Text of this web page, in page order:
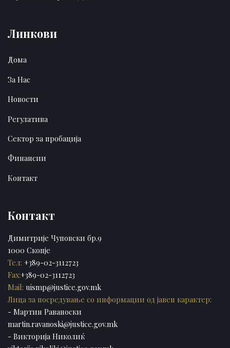
Линкови
Дома
За Нас
Новости
Регулатива
Сектор за пробација
Финансии
Контакт
Контакт
Димитрије Чуповски бр.9
1000 Скопје
Тел: +389-02-3112723
Fax:+389-02-3112723
Mail: uismp@justice.gov.mk
Лица за посредување со информации од јавен карактер:
- Мартин Раваноски
martin.ravanoski@justice.gov.mk
- Викторија Николиќ